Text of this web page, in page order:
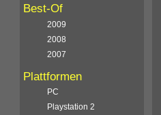
Best-Of
2009
2008
2007
Plattformen
PC
Playstation 2